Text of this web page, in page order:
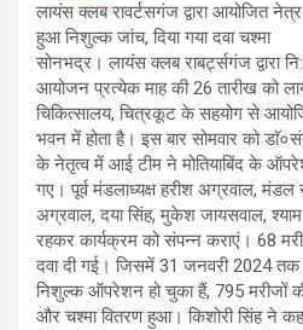
लायंस क्लब रावर्टसगंज द्वारा आयोजित
हुआ निशुल्क जांच, दिया गया दवा चश्मा
सोनभद्र। लायंस क्लब राबर्ट्सगंज द्वारा
आयोजन प्रत्येक माह की 26 तारीख को
चिकित्सालय, चित्रकूट के सहयोग से
भवन में होता है। इस बार सोमवार को
के नेतृत्व में आई टीम ने मोतियाबिंद के
गए। पूर्व मंडलाध्यक्ष हरीश अग्रवाल, मंडल
अग्रवाल, दया सिंह, मुकेश जायसवाल,
रहकर कार्यक्रम को संपन्न कराएं। 68
दवा दी गई। जिसमें 31 जनवरी 2024 तक
निशुल्क ऑपरेशन हो चुका हैं, 795 मरीजों
और चश्मा वितरण हुआ। किशोरी सिंह ने